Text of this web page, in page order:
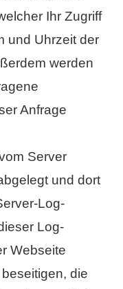
Ihr Zugriff
und Uhrzeit der
werden
Anfrage
Server
und dort
Log-
Log-
Webseite
die